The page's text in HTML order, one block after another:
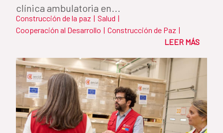
clínica ambulatoria en...
Construcción de la paz | Salud |
Cooperación al Desarrollo | Construcción de Paz |
LEER MÁS